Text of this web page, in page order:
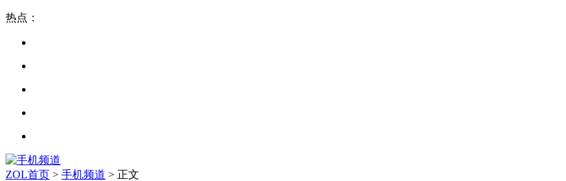
热点：
ZOL首页 > 手机频道 > 正文